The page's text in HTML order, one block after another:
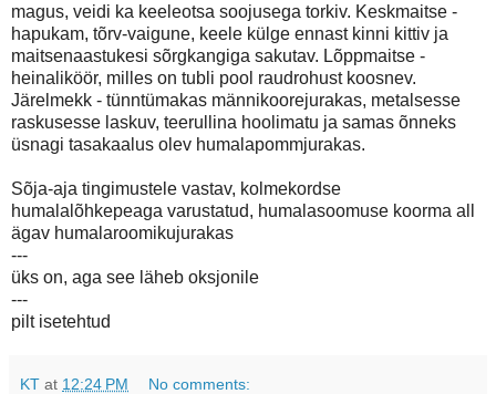
magus, veidi ka keeleotsa soojusega torkiv. Keskmaitse -
hapukam, tõrv-vaigune, keele külge ennast kinni kittiv ja
maitsenaastukesi sõrgkangiga sakutav. Lõppmaitse -
heinaliköör, milles on tubli pool raudrohust koosnev.
Järelmekk - tünntümakas männikoorejurakas, metalsesse
raskusesse laskuv, teerullina hoolimatu ja samas õnneks
üsnagi tasakaalus olev humalapommjurakas.
Sõja-aja tingimustele vastav, kolmekordse
humalalõhkepeaga varustatud, humalasoomuse koorma all
ägav humalaroomikujurakas
---
üks on, aga see läheb oksjonile
---
pilt isetehtud
KT at 12:24 PM No comments: